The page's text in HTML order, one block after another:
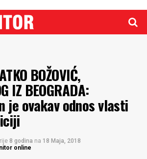
BOŽOVIĆ,
IZ BEOGRADA:
je ovakav odnos vlasti
8 godina na 18 Maja, 2018
online